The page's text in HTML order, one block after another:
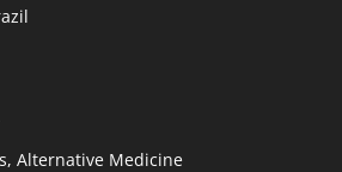
Alternative Medicine